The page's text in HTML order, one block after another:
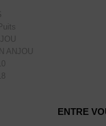
ANJOU
ENTRE